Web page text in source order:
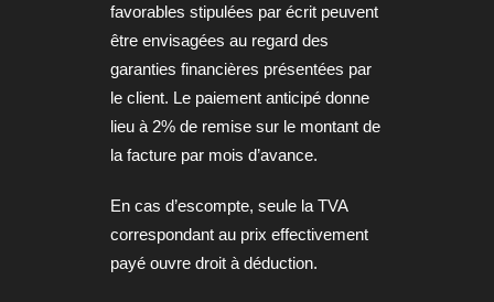
favorables stipulées par écrit peuvent
être envisagées au regard des
garanties financières présentées par
le client. Le paiement anticipé donne
lieu à 2% de remise sur le montant de
la facture par mois d’avance.
En cas d’escompte, seule la TVA
correspondant au prix effectivement
payé ouvre droit à déduction.